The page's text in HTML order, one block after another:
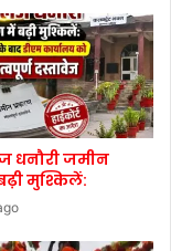
धनौरी जमीन
मुश्किलें: